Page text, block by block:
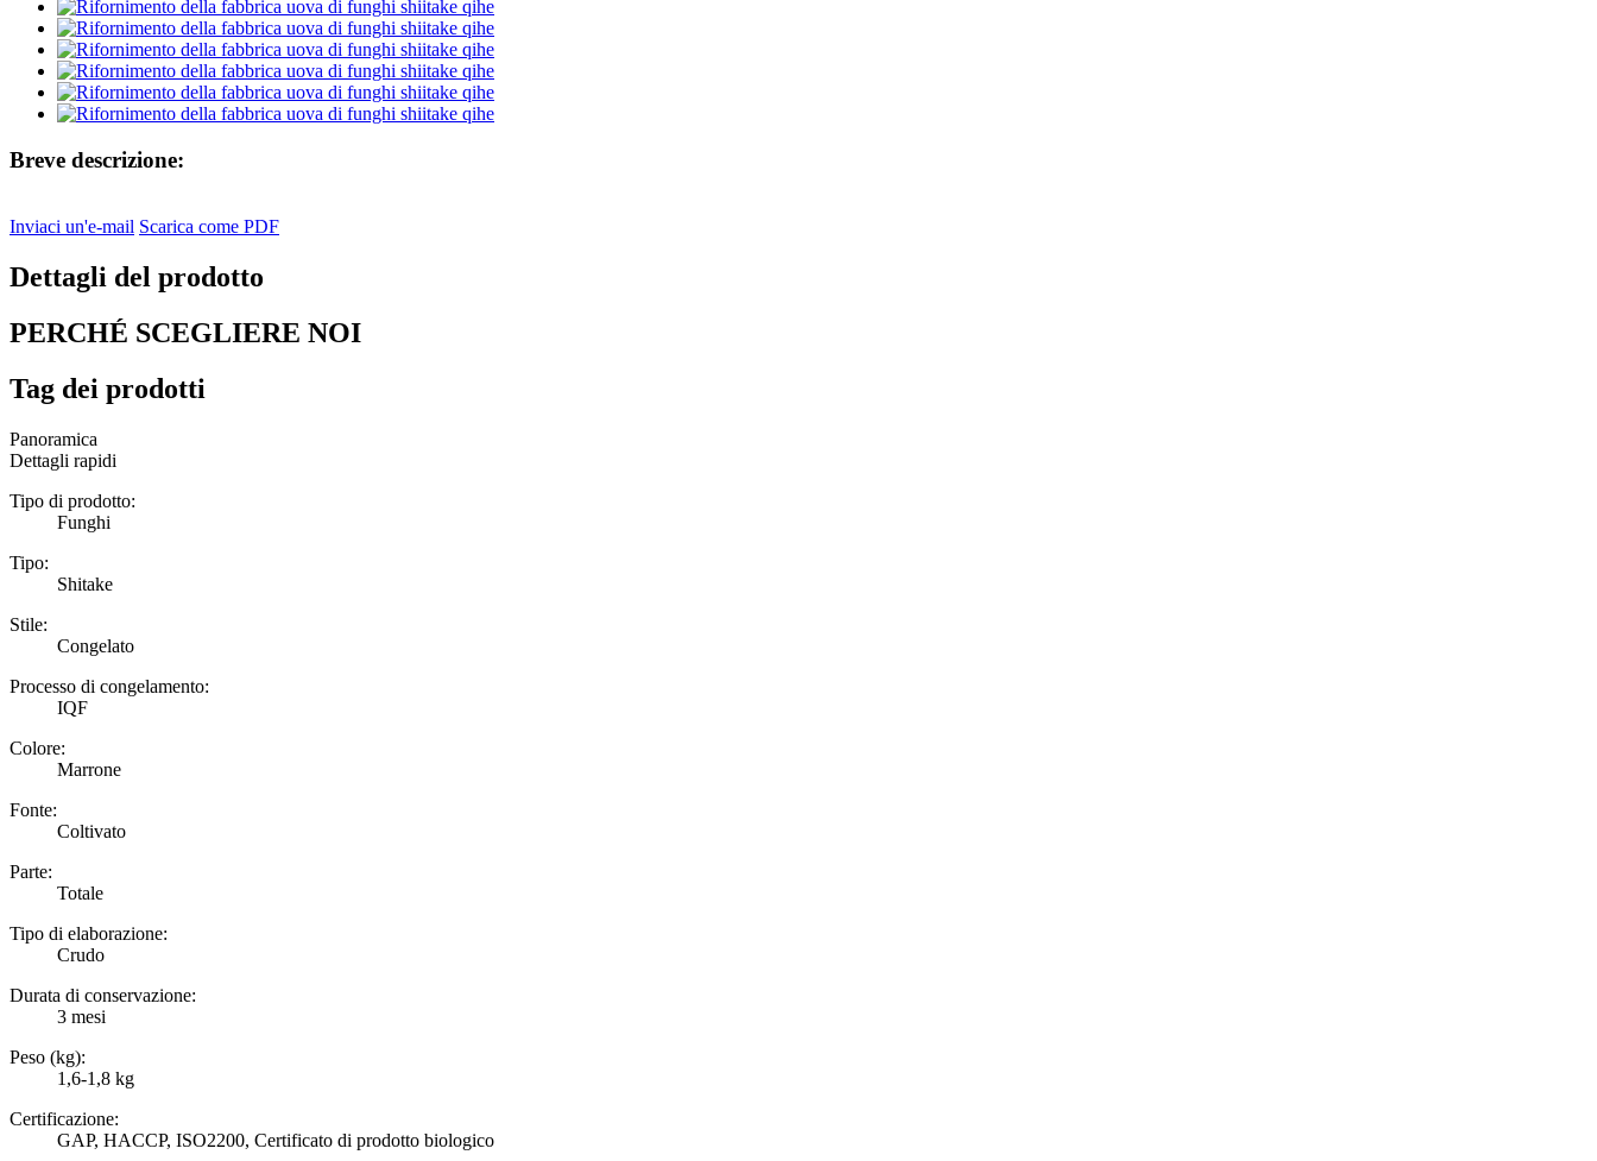
Breve descrizione:
Inviaci un'e-mail Scarica come PDF
Dettagli del prodotto
PERCHÉ SCEGLIERE NOI
Tag dei prodotti
Panoramica
Dettagli rapidi
Tipo di prodotto:
Funghi
Tipo:
Shitake
Stile:
Congelato
Processo di congelamento:
IQF
Colore:
Marrone
Fonte:
Coltivato
Parte:
Totale
Tipo di elaborazione:
Crudo
Durata di conservazione:
3 mesi
Peso (kg):
1,6-1,8 kg
Certificazione:
GAP, HACCP, ISO2200, Certificato di prodotto biologico